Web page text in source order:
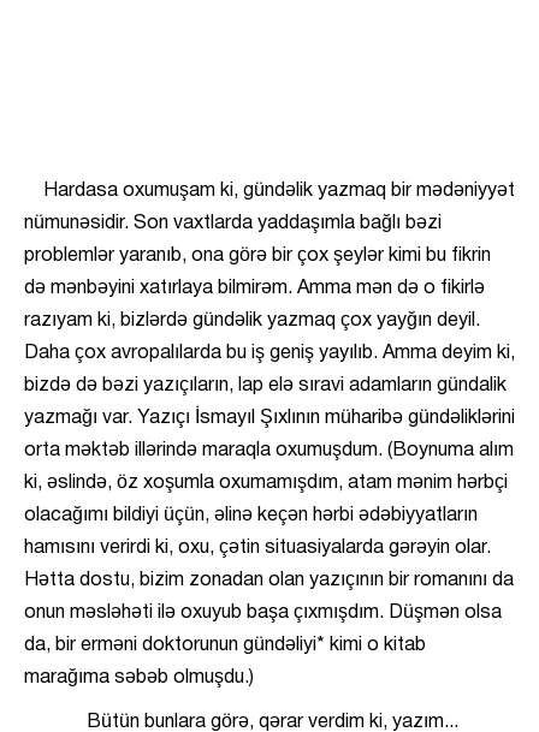
Hardasa oxumuşam ki, gündəlik yazmaq bir mədəniyyət
nümunəsidir. Son vaxtlarda yaddaşımla bağlı bəzi
problemlər yaranıb, ona görə bir çox şeylər kimi bu fikrin
də mənbəyini xatırlaya bilmirəm. Amma mən də o fikirlə
razıyam ki, bizlərdə gündəlik yazmaq çox yayğın deyil.
Daha çox avropalılarda bu iş geniş yayılıb. Amma deyim ki,
bizdə də bəzi yazıçıların, lap elə sıravi adamların gündalik
yazmağı var. Yazıçı İsmayıl Şıxlının müharibə gündəliklərini
orta məktəb illərində maraqla oxumuşdum. (Boynuma alım
ki, əslində, öz xoşumla oxumamışdım, atam mənim hərbçi
olacağımı bildiyi üçün, əlinə keçən hərbi ədəbiyyatların
hamısını verirdi ki, oxu, çətin situasiyalarda gərəyin olar.
Hətta dostu, bizim zonadan olan yazıçının bir romanını da
onun məsləhəti ilə oxuyub başa çıxmışdım. Düşmən olsa
da, bir erməni doktorunun gündəliyi* kimi o kitab
marağıma səbəb olmuşdu.)
Bütün bunlara görə, qərar verdim ki, yazım...